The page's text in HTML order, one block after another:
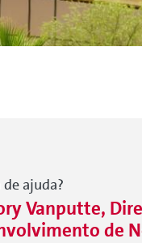
de ajuda?
Vanputte,
de